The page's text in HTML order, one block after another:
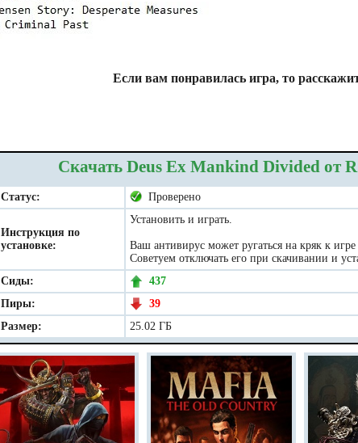
Если вам понравилась игра, то
Скачать Deus Ex Mankind Divided от
Статус: Проверено
Инструкция по
установке:
Установить и играть.
Ваш антивирус может ругаться на кряк к
Советуем отключать его при скачивании и
Сиды:
437
Пиры:
39
Размер:
25.02 ГБ